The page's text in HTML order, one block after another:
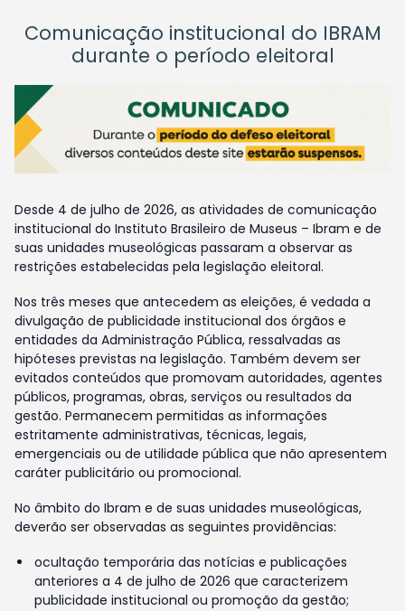
Comunicação institucional do IBRAM
durante o período eleitoral
Desde 4 de julho de 2026, as atividades de comunicação
institucional do Instituto Brasileiro de Museus – Ibram e de
suas unidades museológicas passaram a observar as
restrições estabelecidas pela legislação eleitoral.
Nos três meses que antecedem as eleições, é vedada a
divulgação de publicidade institucional dos órgãos e
entidades da Administração Pública, ressalvadas as
hipóteses previstas na legislação. Também devem ser
evitados conteúdos que promovam autoridades, agentes
públicos, programas, obras, serviços ou resultados da
gestão. Permanecem permitidas as informações
estritamente administrativas, técnicas, legais,
emergenciais ou de utilidade pública que não apresentem
caráter publicitário ou promocional.
No âmbito do Ibram e de suas unidades museológicas,
deverão ser observadas as seguintes providências:
ocultação temporária das notícias e publicações
anteriores a 4 de julho de 2026 que caracterizem
publicidade institucional ou promoção da gestão;